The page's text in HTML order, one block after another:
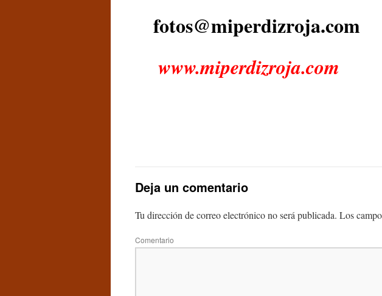
fotos@miperdizroja.com
www.miperdizroja.com
Deja un comentario
Tu dirección de correo electrónico no será publicada. Los
Comentario